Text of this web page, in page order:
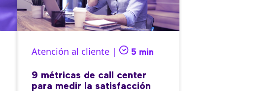
Atención al cliente | 5 min
9 métricas de call center
para medir la satisfacción